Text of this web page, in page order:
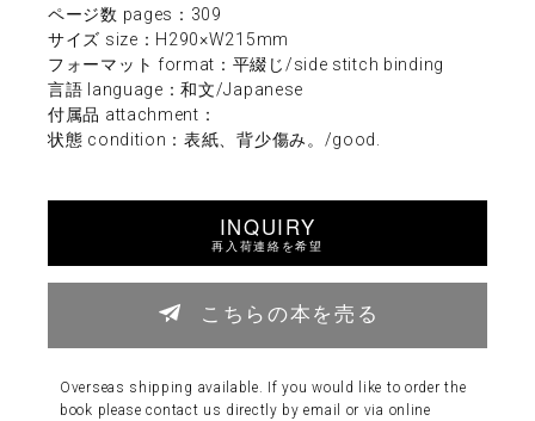
ページ数 pages：309
サイズ size：H290×W215mm
フォーマット format：平綴じ/side stitch binding
言語 language：和文/Japanese
付属品 attachment：
状態 condition：表紙、背少傷み。/good.
INQUIRY
再入荷連絡を希望
こちらの本を売る
Overseas shipping available. If you would like to order the
book please contact us directly by email or via online